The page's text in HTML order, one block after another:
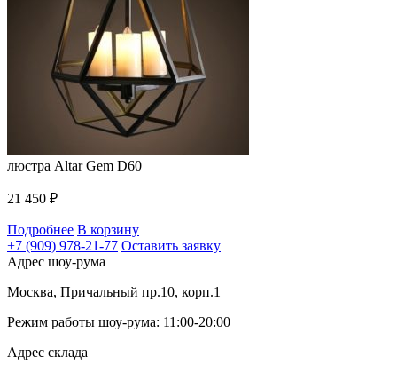
люстра Altar Gem D60
21 450 ₽
Подробнее В корзину
+7 (909) 978-21-77 Оставить заявку
Адрес шоу-рума
Москва, Причальный пр.10, корп.1
Режим работы шоу-рума: 11:00-20:00
Адрес склада